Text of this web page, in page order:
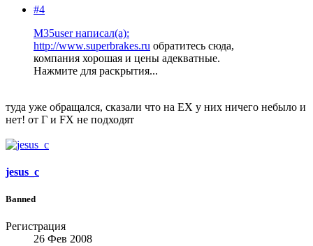
#4
M35user написал(а):
http://www.superbrakes.ru обратитесь сюда,
компания хорошая и цены адекватные.
Нажмите для раскрытия...
туда уже обращался, сказали что на ЕХ у них ничего небыло и
нет! от Г и FX не подходят
jesus_c
Banned
Регистрация
26 Фев 2008